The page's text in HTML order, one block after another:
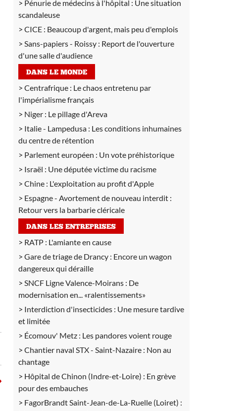
Pénurie de médecins à l'hôpital : Une situation
scandaleuse
CICE : Beaucoup d'argent, mais peu d'emplois
Sans-papiers - Roissy : Report de l'ouverture
d'une salle d'audience
DANS LE MONDE
Centrafrique : Le chaos entretenu par
l'impérialisme français
Niger : Le pillage d'Areva
Italie - Lampedusa : Les conditions inhumaines
du centre de rétention
Parlement européen : Un vote préhistorique
Israël : Une députée victime du racisme
Chine : L'exploitation au profit d'Apple
Espagne - Avortement de nouveau interdit :
Retour vers la barbarie cléricale
DANS LES ENTREPRISES
RATP : L'amiante en cause
Gare de triage de Drancy : Encore un wagon
dangereux qui déraille
SNCF Ligne Valence-Moirans : De
modernisation en... «ralentissements»
Interdiction d'insecticides : Une mesure tardive
et limitée
Écomouv' Metz : Les pandores voient rouge
Chantier naval STX - Saint-Nazaire : Non au
chantage
Hôpital de Chinon (Indre-et-Loire) : En grève
pour des embauches
FagorBrandt Saint-Jean-de-La-Ruelle (Loiret) :